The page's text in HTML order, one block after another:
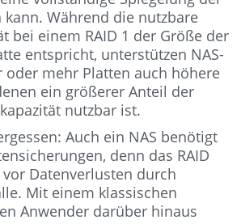
Während die nutzbare
bei einem RAID 1 der Größe der
entspricht, unterstützen NAS-
oder mehr Platten auch höhere
ein größerer Anteil der
nutzbar ist.
Auch ein NAS benötigt
denn das RAID
Datenverlusten durch
Mit einem klassischen
Anwender darüber hinaus